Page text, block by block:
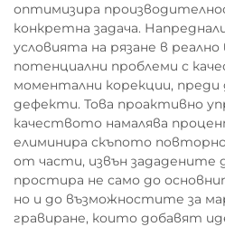
оптимизира
конкретна задача.
условията на рязане в
потенциални проблеми с
моментални корекции, преди
дефекти. Това проактивно
качеството намалява
елиминира скъпото
от части, извън зададените
простира не само до
но и до възможностите за
гравиране, които добавят